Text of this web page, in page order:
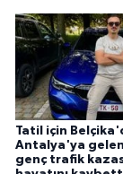
Tatil için
Antalya'ya
genç trafik